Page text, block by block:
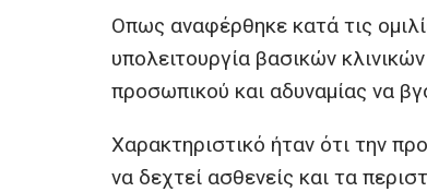
Οπως αναφέρθηκε κατά τις
υπολειτουργία βασικών
προσωπικού και αδυναμίας να
Χαρακτηριστικό ήταν ότι την
να δεχτεί ασθενείς και τα